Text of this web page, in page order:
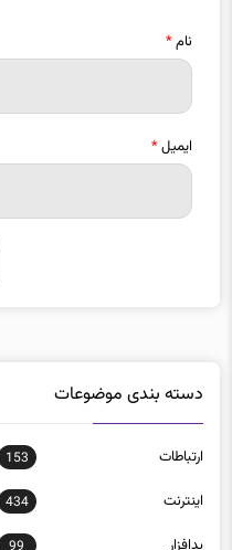
نام*
ایمیل*
دسته بندی موضوعات
ارتباطات 153
اينترنت 434